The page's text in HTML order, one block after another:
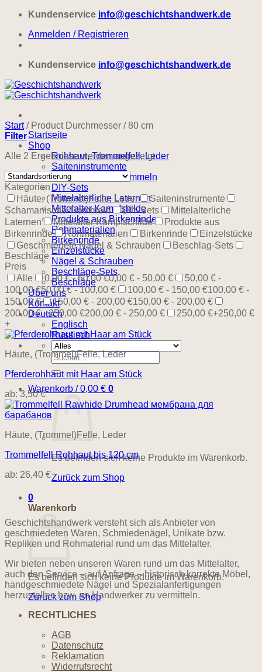
Zum
springen
Kundenservice info@geschichtshandwerk.de
Anmelden / Registrieren
Kundenservice info@geschichtshandwerk.de
Startseite
Shop
Rohhaut, Trommelfell, Leder
Saiteninstrumente
Schamanische Trommeln
DIY-Sets
Mittelalterliche Laternen
Mittelalter Kampfshilde
Produkte aus Birkenrinde
Rohmaterialien
Birkenrinde
Einzelstücke
Nägel & Schrauben
Beschläge-Sets
Beschläge
Über uns
Kontakt
Deutsch
Englisch
Russisch
Suchen
nach:
Warenkorb /0,00 € 0
Es befinden sich keine Produkte im Warenkorb.
Zurück zum Shop
0
Warenkorb
Es befinden sich keine Produkte im Warenkorb.
Zurück zum Shop
Start /Product Durchmesser /80 cm
Filter
Alle 2 Ergebnisse werden angezeigt
Kategorien
Häute, (Trommel)Felle, Leder
Saiteninstrumente
Schamanische Trommeln
DIY-Sets
Mittelalterliche
Laternen
Mittelalter Kampfschilde
Produkte aus
Birkenrinde
Rohmaterialien Birkenrinde
Einzelstücke
Geschmiedete Nägel & Schrauben
Beschlag-Sets
Beschläge
Preis
Alle
0,00 € - 50,00 €0,00 € - 50,00 €
50,00 € -
100,00 €50,00 € - 100,00 € 100,00 € - 150,00 €100,00 € -
150,00 €
150,00 € - 200,00 €150,00 € - 200,00 €
200,00 € - 250,00 €200,00 € - 250,00 € 250,00 €+250,00 €
+
Häute, (Trommel)Felle, Leder
Pferderohhaut mit Haar am Stück
ab:3,50€
Häute, (Trommel)Felle, Leder
Trommelfell Rohhaut bis 120 cm
ab: 26,40 €
Geschichtshandwerk versteht sich als Anbieter von
geschmiedeten Waren, Schmiedenägel, Unikate bzw.
Repliken und Rohmaterial rund um das Mittelalter.
Wir bieten neben unseren Waren rund um das Mittelalter,
auch den Service – auf Anfrage – historisch korrekte Möbel,
handgeschmiedete Nägel und Spezialanfertigungen
herzustellen bzw. an Handwerker zu vermitteln.
RECHTLICHES
AGB
Datenschutz
Reklamation
Widerrufsrecht